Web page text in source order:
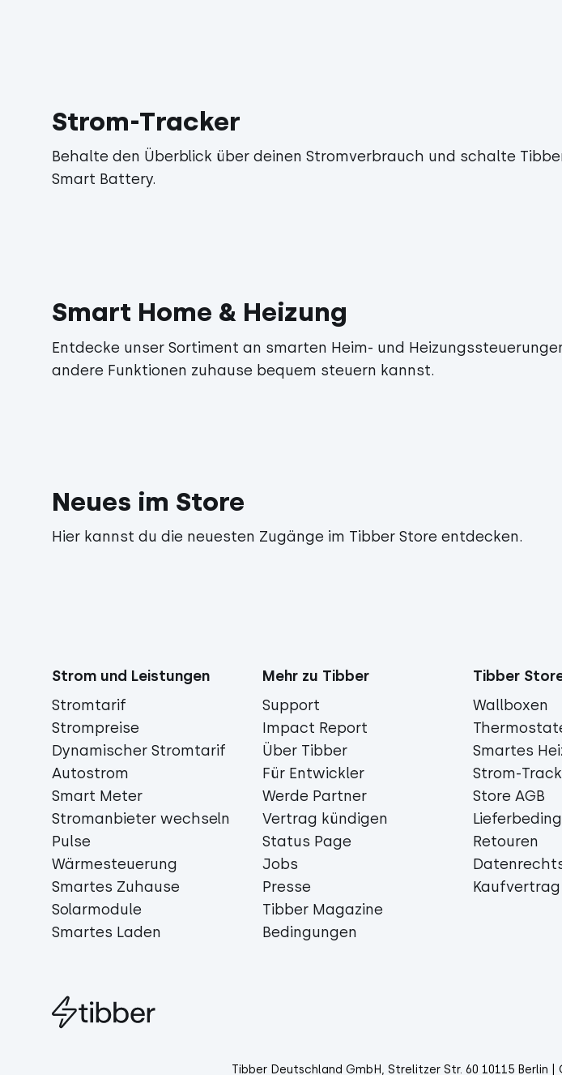
Strom-Tracker
Behalte den Überblick über deinen Stromverbrauch und schalte
Smart Battery.
Smart Home & Heizung
Entdecke unser Sortiment an smarten Heim- und
andere Funktionen zuhause bequem steuern kannst.
Neues im Store
Hier kannst du die neuesten Zugänge im Tibber Store entdecken.
Strom und Leistungen
Stromtarif
Strompreise
Dynamischer Stromtarif
Autostrom
Smart Meter
Stromanbieter wechseln
Pulse
Wärmesteuerung
Smartes Zuhause
Solarmodule
Smartes Laden
Mehr zu Tibber
Support
Impact Report
Über Tibber
Für Entwickler
Werde Partner
Vertrag kündigen
Status Page
Jobs
Presse
Tibber Magazine
Bedingungen
Tibber
Wallboxen
Smartes
Strom-
Store AGB
Retouren
Tibber Deutschland GmbH, Strelitzer Str. 60 10115 Berlin